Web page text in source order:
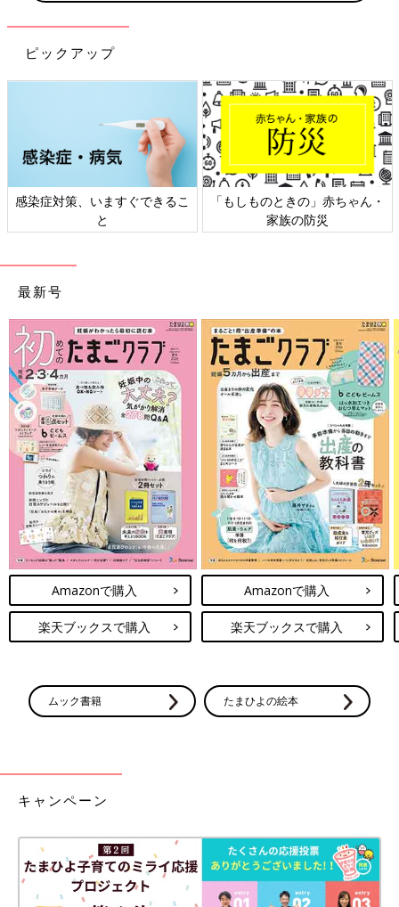
ので、スタッフに相談してみるのもいいかもしれません。
立つのでぜひ試してみてください」（ヤミーさん）
これ試してみて！ ヤミーさんオススメのカルディ商品
◾️メガシェフのオイスターソース
タイのオイスターソースなので、中華料理に使うオイスターソー
スよりもクセがないんです。ソテーした肉やハンバーグソースに
使うだけでなく、茹で野菜や蒸し野菜、野菜スティックにそのま
少し混ぜて使っても。
ご飯に混ぜるだけで、もちもちの中華おこわになるんです。もち
もちの秘密は、おもちが入っているから。子どもも大人も大満足
な味です。ご飯に混ぜるだけには、ビビンバの素もあり、こちら
もオススメです。
◾️ラ・コロナ フラワートルティア（冷凍）
好きな具材を巻いて食べる手巻き寿司の感覚で楽しんでもらいた
いのが、トルティーヤ。挽肉やお肉、野菜など巻いて食べるだけ
で、大満足です。カレーの時のご飯やナンのかわりに、そしてチ
ーズやトマトソースをつけて焼くだけでピザに変身します。残っ
たトルティーヤは、生クリームとバナナを巻くと丸ごとバナナ風
のスイーツとしても楽しめます。ぜひ試してみて！
◾️レンジで手羽唐揚
このシリーズは、「焼豚はレンジで」も大人気ですが、この手羽
唐揚もオススメです。手羽中を入れて、レンジでチンするだけ
で、あら不思議？！本当に唐揚げになるんです。少しスパーシー
料理しながら、レンジでおつまみが一品できますよ。
◾️メキシチョイス チリコンカン
丼にしたり、トマトやレタスなどをトッピングしてタコライスに
したりするのもいいんです。辛くないので子どももOK。大人は
◾️冷凍もち米キンパ
冷凍のキンパは、ちょっと失敗？ということもありますが、カル
ディのもち米キンパは、もちもちしているので、本当に美味しい
ピックアップ
感染症対策、いますぐできるこ
と
「もしものときの」赤ちゃん・
家族の防災
最新号
Amazonで購入
楽天ブックスで購入
Amazonで購入
楽天ブックスで購入
ムック書籍 たまひよの絵本
キャンペーン